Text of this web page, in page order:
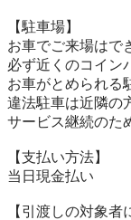
【駐⾞場】
お車でご来場はで
必ず近くのコイン
お車がとめられる
違法駐車は近隣の
サービス継続のた
【⽀払い⽅法】
当日現金払い
【引渡しの対象者